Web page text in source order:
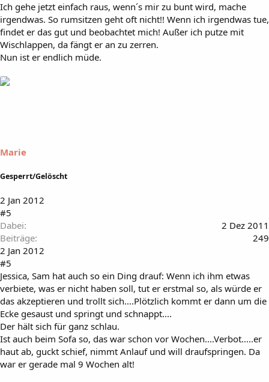
Ich gehe jetzt einfach raus, wenn´s mir zu bunt wird, mache
irgendwas. So rumsitzen geht oft nicht!! Wenn ich irgendwas tue,
findet er das gut und beobachtet mich! Außer ich putze mit
Wischlappen, da fängt er an zu zerren.
Nun ist er endlich müde.
Marie
Gesperrt/Gelöscht
2 Jan 2012
#5
Dabei
2 Dez 2011
Beiträge
249
2 Jan 2012
#5
Jessica, Sam hat auch so ein Ding drauf: Wenn ich ihm etwas
verbiete, was er nicht haben soll, tut er erstmal so, als würde er
das akzeptieren und trollt sich....Plötzlich kommt er dann um die
Ecke gesaust und springt und schnappt....
Der hält sich für ganz schlau.
Ist auch beim Sofa so, das war schon vor Wochen....Verbot.....er
haut ab, guckt schief, nimmt Anlauf und will draufspringen. Da
war er gerade mal 9 Wochen alt!